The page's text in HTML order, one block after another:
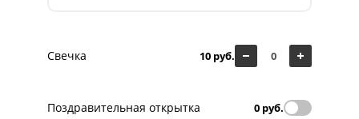
Свечка 10 руб.
Поздравительная открытка 0 руб.